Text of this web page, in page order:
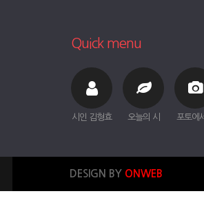
Quick menu
시인 김형효 오늘의 시 포토에
DESIGN BY ONWEB